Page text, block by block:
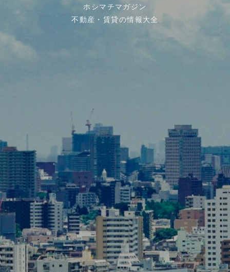
ホシマチマガジン
不動産・賃貸の情報大全